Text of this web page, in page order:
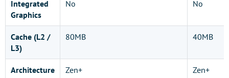
Integrated
Graphics
No No
Cache (L2 /
L3)
80MB 40MB
Architecture Zen+ Zen+